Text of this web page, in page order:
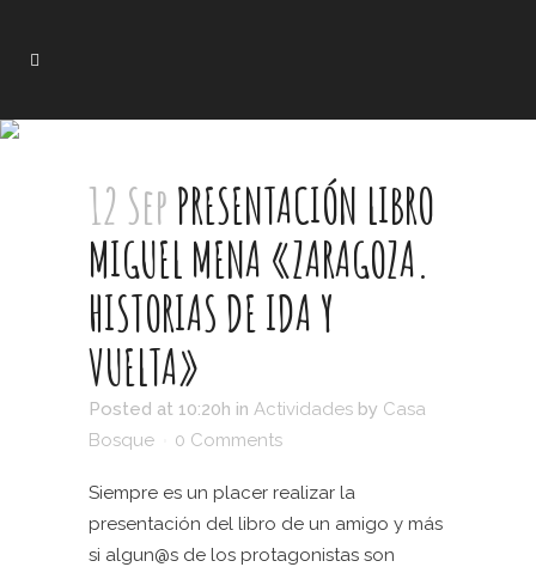
12 SepPRESENTACIÓN LIBRO
MIGUEL MENA «ZARAGOZA.
HISTORIAS DE IDA Y
VUELTA»
Posted at 10:20h in Actividades by Casa
Bosque
0 Comments
Siempre es un placer realizar la
presentación del libro de un amigo y más
si algun@s de los protagonistas son